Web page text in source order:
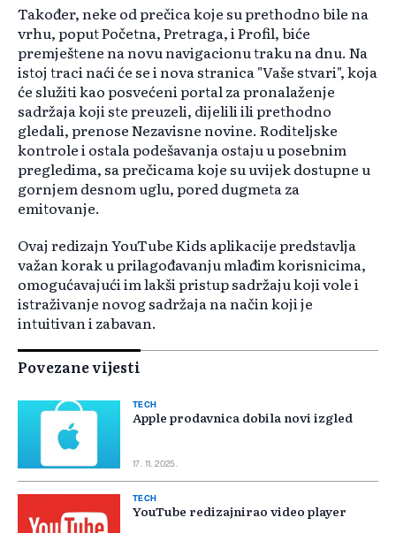
Također, neke od prečica koje su prethodno bile na
vrhu, poput Početna, Pretraga, i Profil, biće
premještene na novu navigacionu traku na dnu. Na
istoj traci naći će se i nova stranica "Vaše stvari", koja
će služiti kao posvećeni portal za pronalaženje
sadržaja koji ste preuzeli, dijelili ili prethodno
gledali, prenose Nezavisne novine. Roditeljske
kontrole i ostala podešavanja ostaju u posebnim
pregledima, sa prečicama koje su uvijek dostupne u
gornjem desnom uglu, pored dugmeta za
emitovanje.
Ovaj redizajn YouTube Kids aplikacije predstavlja
važan korak u prilagođavanju mlađim korisnicima,
omogućavajući im lakši pristup sadržaju koji vole i
istraživanje novog sadržaja na način koji je
intuitivan i zabavan.
Povezane vijesti
TECH
Apple prodavnica dobila novi izgled
17. 11. 2025.
TECH
YouTube redizajnirao video player